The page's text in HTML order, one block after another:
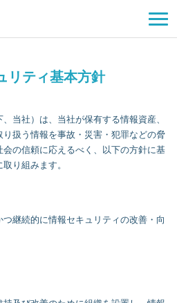
リティ基本方針
当社）は、当社が保有する情報資産、
扱う情報を事故・災害・犯罪などの脅
の信頼に応えるべく、以下の方針に基
り組みます。
継続的に情報セキュリティの改善・向